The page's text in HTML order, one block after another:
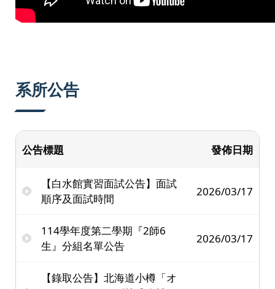
系所公告
公告標題 發佈日期
【白水館實習面試公告】面試
順序及面試時間
2026/03/17
114學年度第二學期『2師6
生』分組名單公告
2026/03/17
【錄取公告】北海道小樽「オ